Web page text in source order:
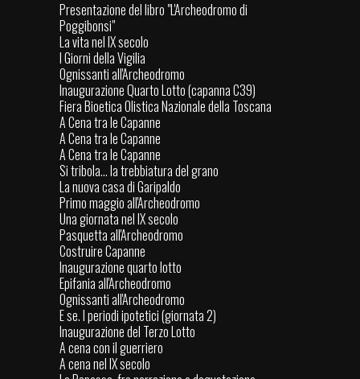
Presentazione del libro "L'Archeodromo di
Poggibonsi"
La vita nel IX secolo
I Giorni della Vigilia
Ognissanti all'Archeodromo
Inaugurazione Quarto Lotto (capanna C39)
Fiera Bioetica Olistica Nazionale della Toscana
A Cena tra le Capanne
A Cena tra le Capanne
A Cena tra le Capanne
Si tribola... la trebbiatura del grano
La nuova casa di Garipaldo
Primo maggio all'Archeodromo
Una giornata nel IX secolo
Pasquetta all'Archeodromo
Costruire Capanne
Inaugurazione quarto lotto
Epifania all'Archeodromo
Ognissanti all'Archeodromo
E se. I periodi ipotetici (giornata 2)
Inaugurazione del Terzo Lotto
A cena con il guerriero
A cena nel IX secolo